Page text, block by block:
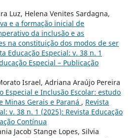
Luz, Helena Venites Sardagna,
e a formação inicial de
da inclusão e as
na constituição dos modos de ser
Educação Especial: v. 38 n. 1
Especial – Publicação
Israel, Adriana Araújo Pereira
Especial e Inclusão Escolar: estudo
Minas Gerais e Paraná , Revista
v. 38 n. 1 (2025): Revista Educação
Contínua
Jacob Stange Lopes, Silvia